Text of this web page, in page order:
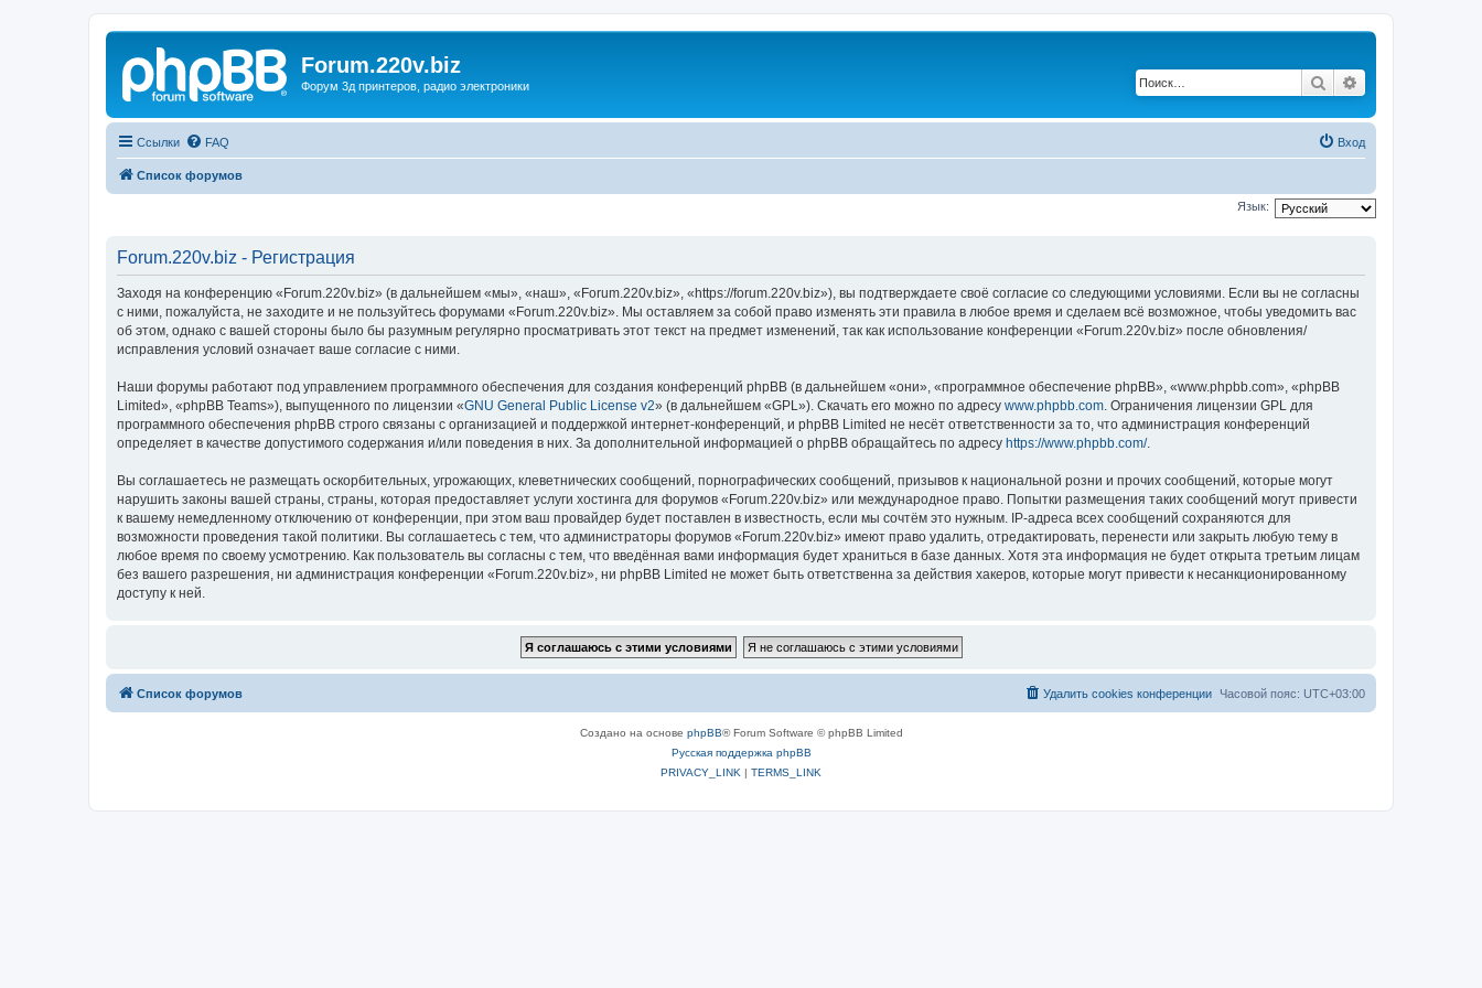
Forum.220v.biz
Форум 3д принтеров, радио электроники Поиск
Ссылки FAQ Вход
Список форумов
Язык:
Forum.220v.biz - Регистрация
Заходя на конференцию «Forum.220v.biz» (в дальнейшем «мы», «наш», «Forum.220v.biz», «https://forum.220v.biz»), вы подтверждаете своё согласие со следующими условиями. Если вы не согласны
с ними, пожалуйста, не заходите и не пользуйтесь форумами «Forum.220v.biz». Мы оставляем за собой право изменять эти правила в любое время и сделаем всё возможное, чтобы уведомить вас
об этом, однако с вашей стороны было бы разумным регулярно просматривать этот текст на предмет изменений, так как использование конференции «Forum.220v.biz» после обновления/
исправления условий означает ваше согласие с ними.
Наши форумы работают под управлением программного обеспечения для создания конференций phpBB (в дальнейшем «они», «программное обеспечение phpBB», «www.phpbb.com», «phpBB
Limited», «phpBB Teams»), выпущенного по лицензии «GNU General Public License v2» (в дальнейшем «GPL»). Скачать его можно по адресу www.phpbb.com. Ограничения лицензии GPL для
программного обеспечения phpBB строго связаны с организацией и поддержкой интернет-конференций, и phpBB Limited не несёт ответственности за то, что администрация конференций
определяет в качестве допустимого содержания и/или поведения в них. За дополнительной информацией о phpBB обращайтесь по адресу https://www.phpbb.com/.
Вы соглашаетесь не размещать оскорбительных, угрожающих, клеветнических сообщений, порнографических сообщений, призывов к национальной розни и прочих сообщений, которые могут
нарушить законы вашей страны, страны, которая предоставляет услуги хостинга для форумов «Forum.220v.biz» или международное право. Попытки размещения таких сообщений могут привести
к вашему немедленному отключению от конференции, при этом ваш провайдер будет поставлен в известность, если мы сочтём это нужным. IP-адреса всех сообщений сохраняются для
возможности проведения такой политики. Вы соглашаетесь с тем, что администраторы форумов «Forum.220v.biz» имеют право удалить, отредактировать, перенести или закрыть любую тему в
любое время по своему усмотрению. Как пользователь вы согласны с тем, что введённая вами информация будет храниться в базе данных. Хотя эта информация не будет открыта третьим лицам
без вашего разрешения, ни администрация конференции «Forum.220v.biz», ни phpBB Limited не может быть ответственна за действия хакеров, которые могут привести к несанкционированному
доступу к ней.
Список форумов Часовой пояс: UTC+03:00
Удалить cookies конференции
Создано на основе phpBB® Forum Software © phpBB Limited
Русская поддержка phpBB
PRIVACY_LINK | TERMS_LINK